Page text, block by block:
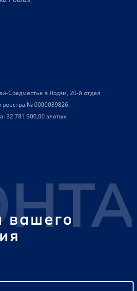
Средместье в Лодзи, 20-й отдел
реестра № 0000039826.
32 781 900,00 злотых